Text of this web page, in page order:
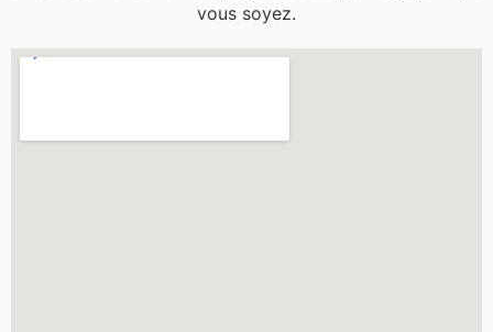
vous soyez.